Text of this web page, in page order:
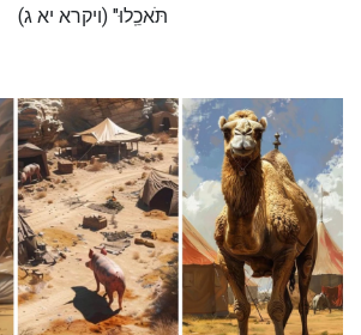
תֹּאכֵֽלוּ" (ויקרא יא ג)